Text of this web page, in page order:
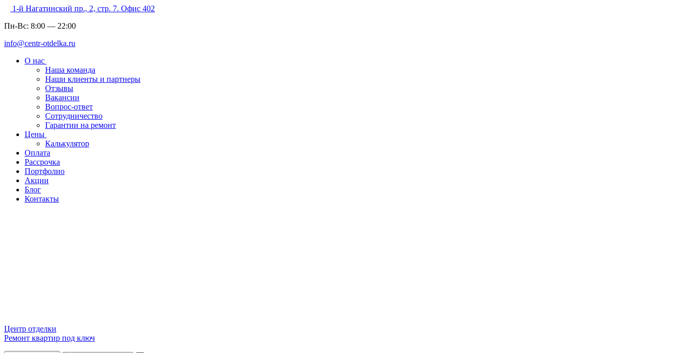
1-й Нагатинский пр., 2, стр. 7. Офис 402
Пн-Вс: 8:00 — 22:00
info@centr-otdelka.ru
О нас
Наша команда
Наши клиенты и партнеры
Отзывы
Вакансии
Вопрос-ответ
Сотрудничество
Гарантии на ремонт
Цены
Калькулятор
Оплата
Рассрочка
Портфолио
Акции
Блог
Контакты
Центр отделки
Ремонт квартир под ключ